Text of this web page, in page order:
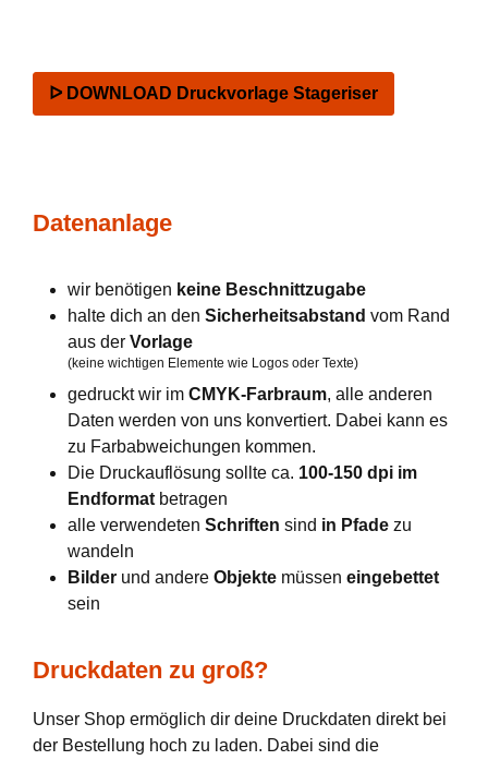
ᐅ DOWNLOAD Druckvorlage Stageriser
Datenanlage
wir benötigen keine Beschnittzugabe
halte dich an den Sicherheitsabstand vom Rand
aus der Vorlage
(keine wichtigen Elemente wie Logos oder Texte)
gedruckt wir im CMYK-Farbraum, alle anderen
Daten werden von uns konvertiert. Dabei kann es
zu Farbabweichungen kommen.
Die Druckauflösung sollte ca. 100-150 dpi im
Endformat betragen
alle verwendeten Schriften sind in Pfade zu
wandeln
Bilder und andere Objekte müssen eingebettet
sein
Druckdaten zu groß?
Unser Shop ermöglich dir deine Druckdaten direkt bei
der Bestellung hoch zu laden. Dabei sind die